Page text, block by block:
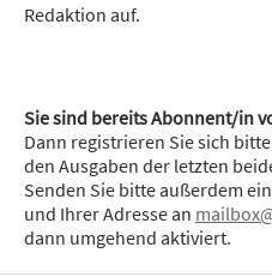
Redaktion auf.
Sie sind bereits Abonnent/in
Dann registrieren Sie sich
den Ausgaben der letzten
Senden Sie bitte außerdem
und Ihrer Adresse an
dann umgehend aktiviert.